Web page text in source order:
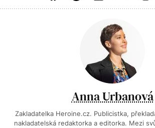
Anna Urbanová
Zakladatelka Heroine.cz. Publicistka,
nakladatelská redaktorka a editorka. Mezi